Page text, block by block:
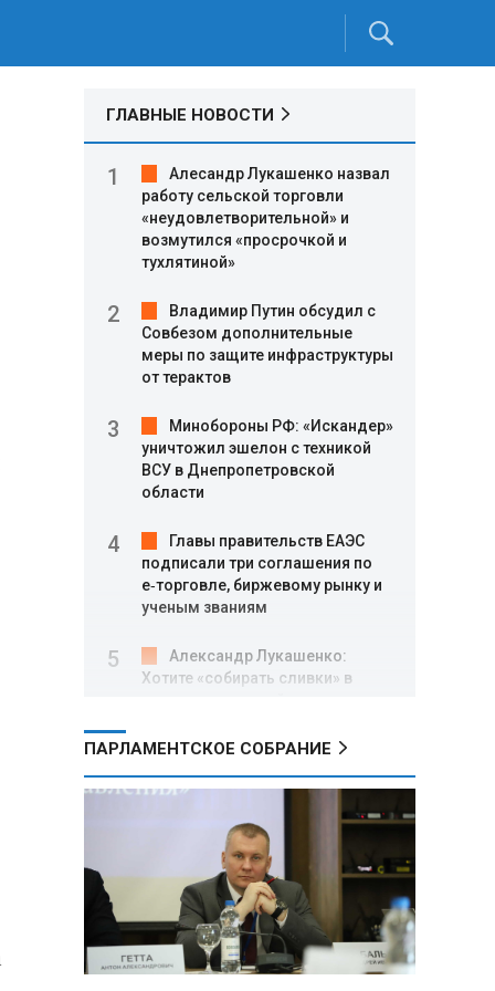
ГЛАВНЫЕ НОВОСТИ
Алесандр Лукашенко назвал
работу сельской торговли
«неудовлетворительной» и
возмутился «просрочкой и
тухлятиной»
Владимир Путин обсудил с
Совбезом дополнительные
меры по защите инфраструктуры
от терактов
Минобороны РФ: «Искандер»
уничтожил эшелон с техникой
ВСУ в Днепропетровской
области
Главы правительств ЕАЭС
подписали три соглашения по
e‑торговле, биржевому рынку и
ученым званиям
Александр Лукашенко:
Хотите «собирать сливки» в
контроль над Анискино в
ФСБ и МВД накрыли сеть
криптообменников в «Москва-
Сити», через которую
украинские call-центры
выводили похищенные деньги
ПАРЛАМЕНТСКОЕ СОБРАНИЕ